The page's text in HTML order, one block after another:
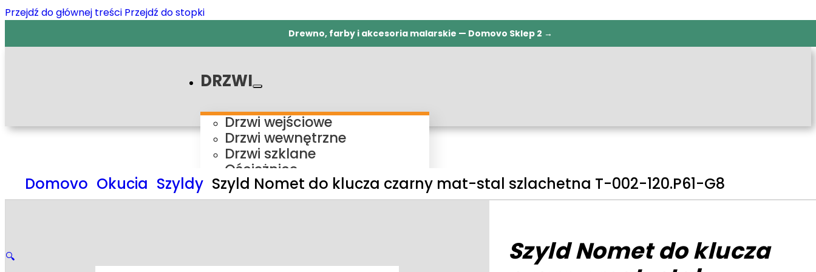
Przejdź do głównej treści Przejdź do stopki
Drewno, farby i akcesoria malarskie — Domovo Sklep 2 →
DRZWI
Drzwi wejściowe
Drzwi wewnętrzne
Drzwi szklane
Ościeżnice
Ościeżnice regulowane
Domovo Okucia Szyldy Szyld Nomet do klucza czarny mat-stal szlachetna T-002-120.P61-G8
🔍
Szyld Nomet do klucza